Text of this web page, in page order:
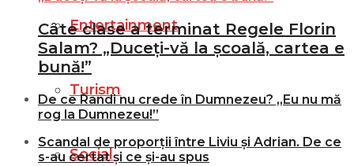
Entertainment
Turism
Social
Câte clase a terminat Regele Florin
Salam? „Duceți-vă la școală, cartea e
bună!”
De ce Randi nu crede în Dumnezeu? „Eu nu mă
rog la Dumnezeu!”
Scandal de proporții între Liviu și Adrian. De ce
s-au certat și ce și-au spus